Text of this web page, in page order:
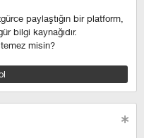
paylaştığın bir platform,
bilgi kaynağıdır.
misin?